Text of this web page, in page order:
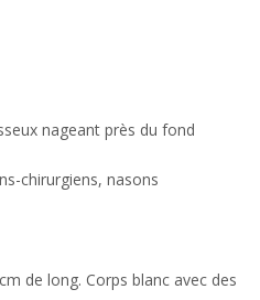
nageant près du fond
chirurgiens, nasons
de long. Corps blanc avec des